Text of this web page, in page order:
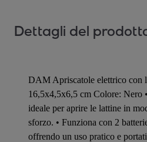
Dettagli del
DAM Apriscatole elettrico con
16,5x4,5x6,5 cm Colore: Nero
ideale per aprire le lattine in
sforzo. • Funziona con 2
offrendo un uso pratico e